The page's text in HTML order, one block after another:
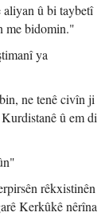
û bi taybetî
me bidomin."
ya
ne tenê civîn ji
û em di
rêkxistinên
Kerkûkê nêrîna